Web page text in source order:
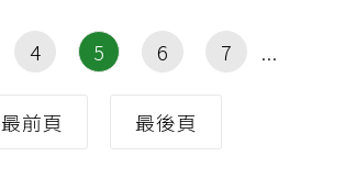
最前頁
4 5 6 7
最後頁